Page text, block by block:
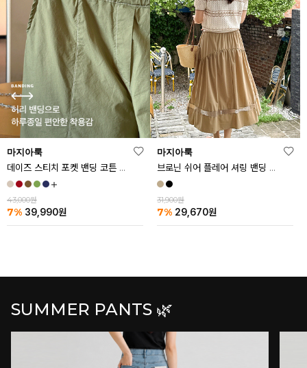
마지아룩
데이즈 스티치 포켓 밴딩 코튼 반바지
43,000원
7% 39,990원
마지아룩
브로닌 쉬어 플레어 셔링 밴딩 스커트
31,900원
7% 29,670원
SUMMER PANTS 🌿